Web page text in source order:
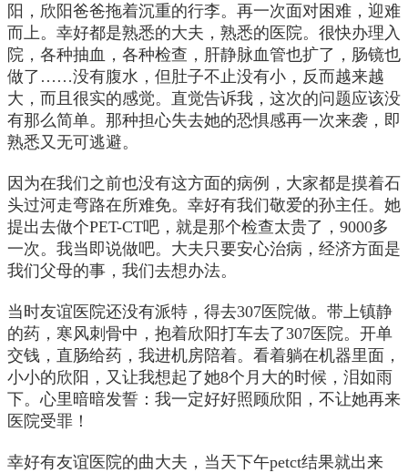
阳，欣阳爸爸拖着沉重的行李。再一次面对困难，迎难
而上。幸好都是熟悉的大夫，熟悉的医院。很快办理入
院，各种抽血，各种检查，肝静脉血管也扩了，肠镜也
做了……没有腹水，但肚子不止没有小，反而越来越
大，而且很实的感觉。直觉告诉我，这次的问题应该没
有那么简单。那种担心失去她的恐惧感再一次来袭，即
熟悉又无可逃避。
因为在我们之前也没有这方面的病例，大家都是摸着石
头过河走弯路在所难免。幸好有我们敬爱的孙主任。她
提出去做个PET-CT吧，就是那个检查太贵了，9000多
一次。我当即说做吧。大夫只要安心治病，经济方面是
我们父母的事，我们去想办法。
当时友谊医院还没有派特，得去307医院做。带上镇静
的药，寒风刺骨中，抱着欣阳打车去了307医院。开单
交钱，直肠给药，我进机房陪着。看着躺在机器里面，
小小的欣阳，又让我想起了她8个月大的时候，泪如雨
下。心里暗暗发誓：我一定好好照顾欣阳，不让她再来
医院受罪！
幸好有友谊医院的曲大夫，当天下午petct结果就出来